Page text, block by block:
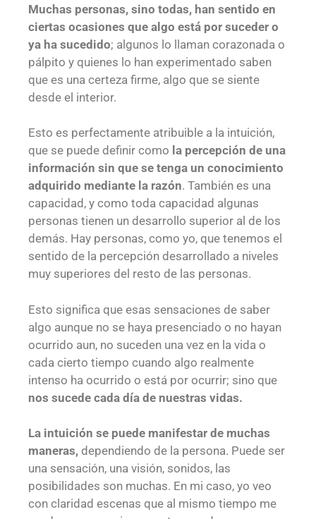
Muchas personas, sino todas, han sentido en
ciertas ocasiones que algo está por suceder o
ya ha sucedido; algunos lo llaman corazonada o
pálpito y quienes lo han experimentado saben
que es una certeza firme, algo que se siente
desde el interior.
Esto es perfectamente atribuible a la intuición,
que se puede definir como la percepción de una
información sin que se tenga un conocimiento
adquirido mediante la razón. También es una
capacidad, y como toda capacidad algunas
personas tienen un desarrollo superior al de los
demás. Hay personas, como yo, que tenemos el
sentido de la percepción desarrollado a niveles
muy superiores del resto de las personas.
Esto significa que esas sensaciones de saber
algo aunque no se haya presenciado o no hayan
ocurrido aun, no suceden una vez en la vida o
cada cierto tiempo cuando algo realmente
intenso ha ocurrido o está por ocurrir; sino que
nos sucede cada día de nuestras vidas.
La intuición se puede manifestar de muchas
maneras, dependiendo de la persona. Puede ser
una sensación, una visión, sonidos, las
posibilidades son muchas. En mi caso, yo veo
con claridad escenas que al mismo tiempo me